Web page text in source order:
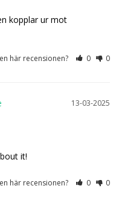
kopplar ur mot
här recensionen? 0 0
13-03-2025
it!
här recensionen? 0 0